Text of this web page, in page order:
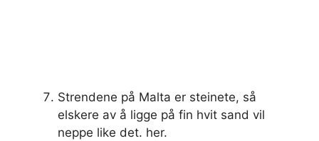
Strendene på Malta er steinete, så
elskere av å ligge på fin hvit sand vil
neppe like det. her.